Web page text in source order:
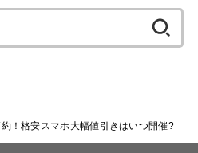
索:
！格安スマホ大幅値引きはいつ開催?